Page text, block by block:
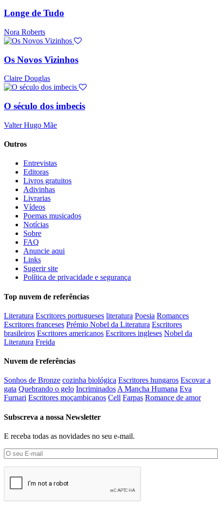
Longe de Tudo
Nora Roberts
Os Novos Vizinhos
Claire Douglas
O século dos imbecis
Valter Hugo Mãe
Outros
Entrevistas
Editoras
Livros gratuitos
Adivinhas
Livrarias
Vídeos
Poemas musicados
Notícias
Sobre
FAQ
Anuncie aqui
Links
Sugerir site
Política de privacidade e segurança
Top nuvem de referências
Literatura Escritores portugueses literatura Poesia Romances
Escritores franceses Prémio Nobel da Literatura Escritores
brasileiros Escritores americanos Escritores ingleses Nobel da
Literatura Freida
Nuvem de referências
Sonhos de Bronze cozinha biológica Escritores hungaros Escovar a
gata Quebrando o gelo IncriminadosA Mancha Humana Eva
Furnari Escritores moçambicanos Cell Farpas Romance de amor
Subscreva a nossa Newsletter
E receba todas as novidades no seu e-mail.